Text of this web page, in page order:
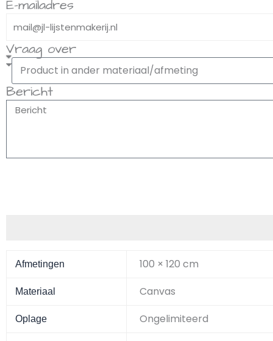
E-mailadres
Vraag over
Bericht
Afmetingen 100 × 120 cm
Materiaal Canvas
Oplage Ongelimiteerd